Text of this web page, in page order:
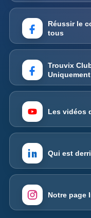
Réussir le
tous
Trouvix
Uniquement
Les vidéos
Qui est
Notre page